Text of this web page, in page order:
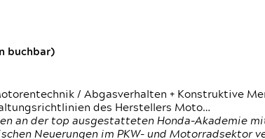
buchbar)
/ Abgasverhalten + Konstruktive
des Herstellers Moto…
an der top ausgestatteten Honda-Akademie
Neuerungen im PKW- und Motorradsektor